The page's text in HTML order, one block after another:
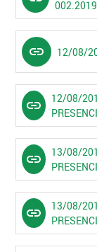
002.2019
link 12/08/
link
12/08/
link
13/08/
link
13/08/